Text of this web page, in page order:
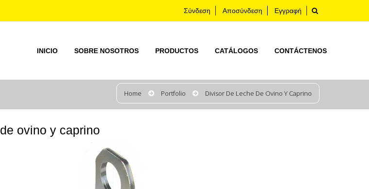
Σύνδεση Αποσύνδεση Εγγραφή
INICIO SOBRE NOSOTROS PRODUCTOS CATÁLOGOS CONTÁCTENOS
Home Portfolio Divisor De Leche De Ovino Y Caprino
ovino y caprino